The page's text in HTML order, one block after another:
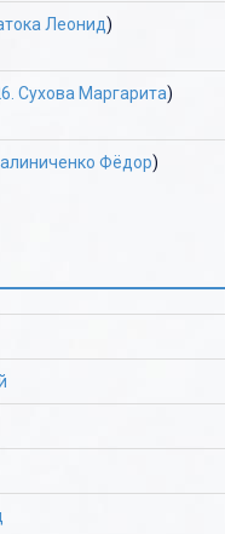
Леонид)
Сухова Маргарита)
Фёдор)